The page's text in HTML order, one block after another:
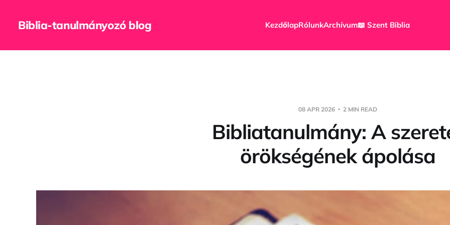
Biblia-tanulmányozó blog KezdőlapRólunkArchívum📖 Szent Biblia
08 APR 2026 2 MIN READ
Bibliatanulmány: A
örökségének ápolása